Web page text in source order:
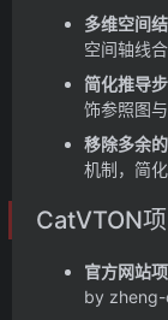
多维空间
空间轴线
简化推导
饰参照图
移除多余
机制，简
CatVTON
官方网站
by